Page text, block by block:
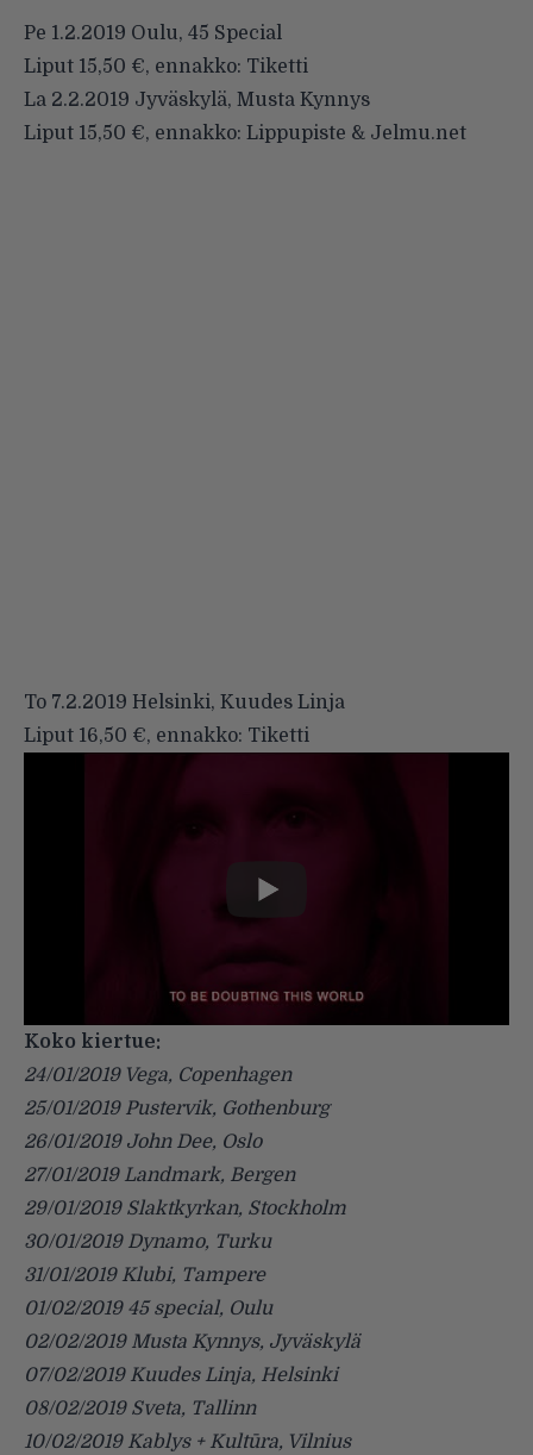
Pe 1.2.2019 Oulu, 45 Special
Liput 15,50 €, ennakko: Tiketti
La 2.2.2019 Jyväskylä, Musta Kynnys
Liput 15,50 €, ennakko: Lippupiste & Jelmu.net
To 7.2.2019 Helsinki, Kuudes Linja
Liput 16,50 €, ennakko: Tiketti
Koko kiertue:
24/01/2019 Vega, Copenhagen
25/01/2019 Pustervik, Gothenburg
26/01/2019 John Dee, Oslo
27/01/2019 Landmark, Bergen
29/01/2019 Slaktkyrkan, Stockholm
30/01/2019 Dynamo, Turku
31/01/2019 Klubi, Tampere
01/02/2019 45 special, Oulu
02/02/2019 Musta Kynnys, Jyväskylä
07/02/2019 Kuudes Linja, Helsinki
08/02/2019 Sveta, Tallinn
10/02/2019 Kablys + Kultūra, Vilnius